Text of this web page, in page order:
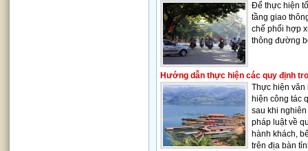
Để thực hiện
tầng giao
chế phối hợp
thông đường
Hướng dẫn thực hiện các quy định
Thực hiện văn
hiện công tác
sau khi
pháp luật về
hành khách,
trên địa bàn